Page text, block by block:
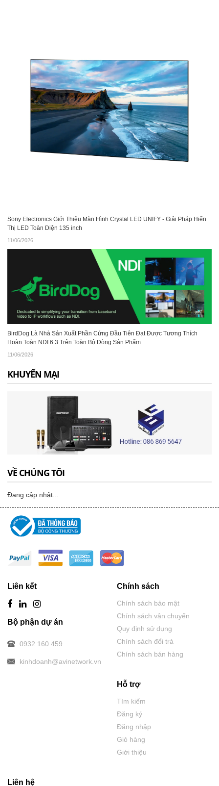
Sony Electronics Giới Thiệu Màn Hình Crystal LED UNIFY - Giải Pháp Hiển
Thị LED Toàn Diện 135 inch
11/06/2026
BirdDog Là Nhà Sản Xuất Phần Cứng Đầu Tiên Đạt Được Tương Thích
Hoàn Toàn NDI 6.3 Trên Toàn Bộ Dòng Sản Phẩm
11/06/2026
KHUYẾN MẠI
VỀ CHÚNG TÔI
Đang cập nhật...
Liên kết
Bộ phận dự án
0932 160 459
kinhdoanh@avinetwork.vn
Chính sách
Chính sách bảo mật
Chính sách vận chuyển
Quy định sử dụng
Chính sách đổi trả
Chính sách bán hàng
Hỗ trợ
Tìm kiếm
Đăng ký
Đăng nhập
Giỏ hàng
Giới thiệu
Liên hệ